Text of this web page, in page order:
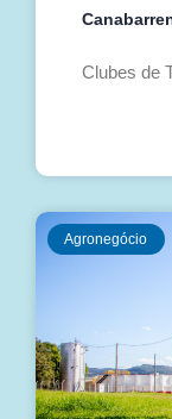
Clubes de
Agronegócio